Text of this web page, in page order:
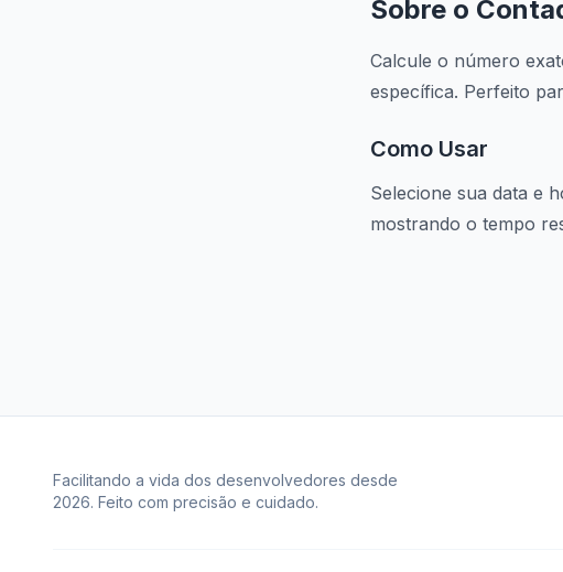
Sobre o
Calcule o número
específica. Perfeito
Como Usar
Selecione sua data e
mostrando o tempo
Facilitando a vida dos desenvolvedores desde
2026. Feito com precisão e cuidado.